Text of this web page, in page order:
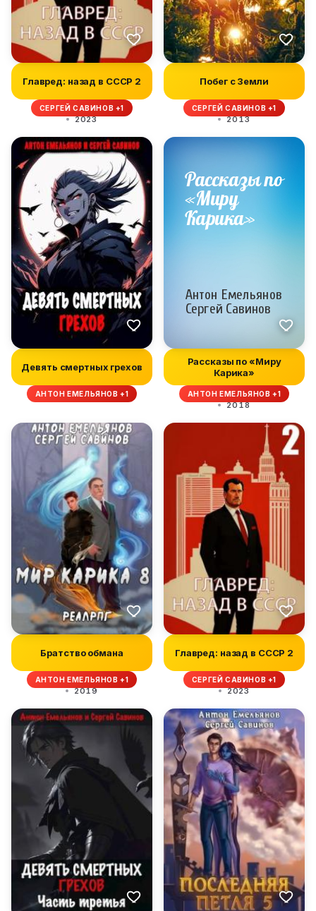
Главред: назад в СССР 2
СЕРГЕЙ САВИНОВ +1
2023
Побег с Земли
СЕРГЕЙ САВИНОВ +1
2013
Девять смертных грехов
АНТОН ЕМЕЛЬЯНОВ +1
Рассказы по «Миру
Карика»
АНТОН ЕМЕЛЬЯНОВ +1
2018
Братство обмана
АНТОН ЕМЕЛЬЯНОВ +1
2019
Главред: назад в СССР 2
СЕРГЕЙ САВИНОВ +1
2023